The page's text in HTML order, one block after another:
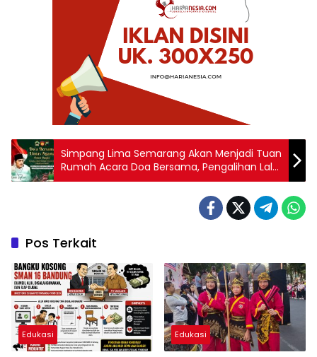
Simpang Lima Semarang Akan Menjadi Tuan
Rumah Acara Doa Bersama, Pengalihan Lalu
Lintas Diumumkan
Pos Terkait
Edukasi Edukasi